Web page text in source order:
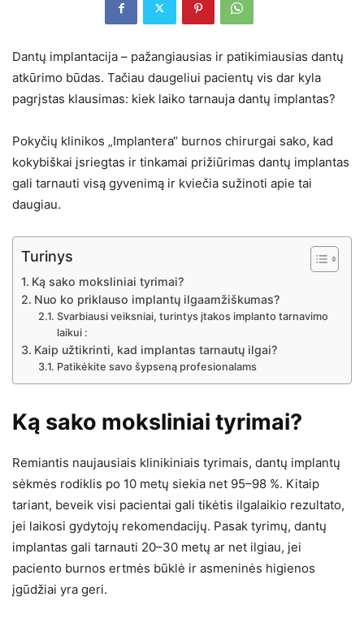
Dantų implantacija – pažangiausias ir patikimiausias dantų
atkūrimo būdas. Tačiau daugeliui pacientų vis dar kyla
pagrįstas klausimas: kiek laiko tarnauja dantų implantas?
Pokyčių klinikos „Implantera“ burnos chirurgai sako, kad
kokybiškai įsriegtas ir tinkamai prižiūrimas dantų implantas
gali tarnauti visą gyvenimą ir kviečia sužinoti apie tai
daugiau.
Turinys
Ką sako moksliniai tyrimai?
Nuo ko priklauso implantų ilgaamžiškumas?
Svarbiausi veiksniai, turintys įtakos implanto tarnavimo
laikui :
Kaip užtikrinti, kad implantas tarnautų ilgai?
Patikėkite savo šypseną profesionalams
Ką sako moksliniai tyrimai?
Remiantis naujausiais klinikiniais tyrimais, dantų implantų
sėkmės rodiklis po 10 metų siekia net 95–98 %. Kitaip
tariant, beveik visi pacientai gali tikėtis ilgalaikio rezultato,
jei laikosi gydytojų rekomendacijų. Pasak tyrimų, dantų
implantas gali tarnauti 20–30 metų ar net ilgiau, jei
paciento burnos ertmės būklė ir asmeninės higienos
įgūdžiai yra geri.